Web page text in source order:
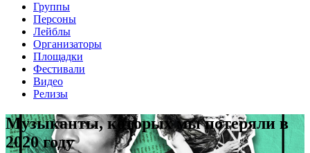
Группы
Персоны
Лейблы
Организаторы
Площадки
Фестивали
Видео
Релизы
Музыканты, которых мы потеряли в
2020 году